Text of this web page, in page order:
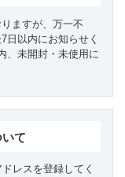
ますが、万一不
日以内にお知らせく
、未開封・未使用に
て
レスを登録してく